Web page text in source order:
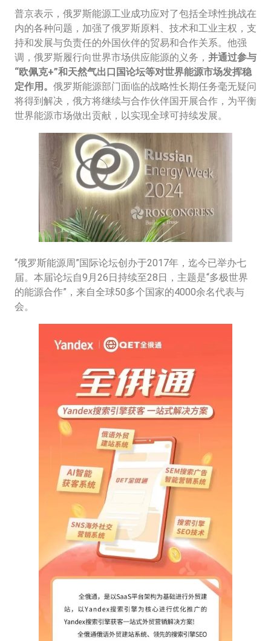
普京表示，俄罗斯能源工业成功应对了包括全球性挑战在
内的各种问题，加强了俄罗斯原料、技术和工业主权，支
持和发展与负责任的外国伙伴的贸易和合作关系。他强
调，俄罗斯履行向世界市场供应能源的义务， 并通过参与
“欧佩克+”和天然气出口国论坛等对世界能源市场发挥稳
定作用。 俄罗斯能源部门面临的战略性长期任务毫无疑问
将得到解决，俄方将继续与合作伙伴国开展合作，为平衡
世界能源市场做出贡献，以实现全球可持续发展。
“俄罗斯能源周”国际论坛创办于2017年，迄今已举办七
届。本届论坛自9月26日持续至28日，主题是“多极世界
的能源合作”，来自全球50多个国家的4000余名代表与
会。